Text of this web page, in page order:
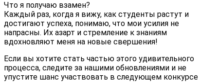
Что я получаю взамен?
Каждый раз, когда я вижу, как студенты растут и
достигают успеха, понимаю, что мои усилия не
напрасны. Их азарт и стремление к знаниям
вдохновляют меня на новые свершения!
Если вы хотите стать частью этого удивительного
процесса, следите за нашими обновлениями и не
упустите шанс участвовать в следующем конкурсе